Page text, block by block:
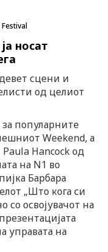
носат
сцени и
од целиот
популарните
Weekend, а
Hancock од
на N1 во
Барбара
„Што кога си
со освојувачот на
управата на